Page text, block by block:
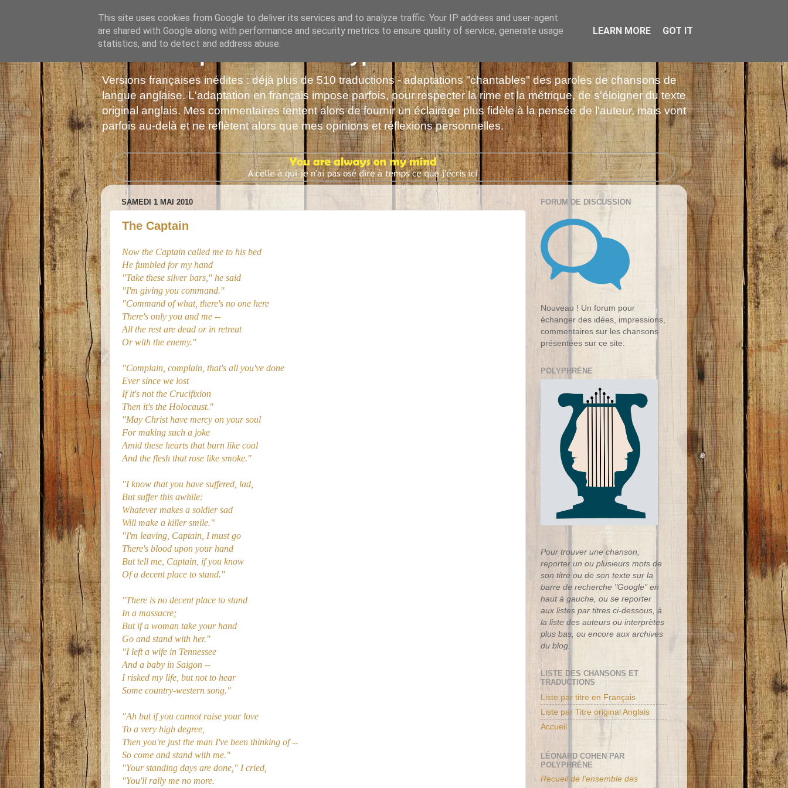
Les Monophonies de Polyphrène
Versions françaises inédites : déjà plus de 510 traductions - adaptations "chantables" des paroles de chansons de
langue anglaise. L'adaptation en français impose parfois, pour respecter la rime et la métrique, de s'éloigner du texte
original anglais. Mes commentaires tentent alors de fournir un éclairage plus fidèle à la pensée de l'auteur, mais vont
parfois au-delà et ne reflètent alors que mes opinions et réflexions personnelles.
SAMEDI 1 MAI 2010
The Captain
Now the Captain called me to his bed
He fumbled for my hand
"Take these silver bars," he said
"I'm giving you command."
"Command of what, there's no one here
There's only you and me --
All the rest are dead or in retreat
Or with the enemy."
"Complain, complain, that's all you've done
Ever since we lost
If it's not the Crucifixion
Then it's the Holocaust."
"May Christ have mercy on your soul
For making such a joke
Amid these hearts that burn like coal
And the flesh that rose like smoke."
"I know that you have suffered, lad,
But suffer this awhile:
Whatever makes a soldier sad
Will make a killer smile."
"I'm leaving, Captain, I must go
There's blood upon your hand
But tell me, Captain, if you know
Of a decent place to stand."
"There is no decent place to stand
In a massacre;
But if a woman take your hand
Go and stand with her."
"I left a wife in Tennessee
And a baby in Saigon --
I risked my life, but not to hear
Some country-western song."
"Ah but if you cannot raise your love
To a very high degree,
Then you're just the man I've been thinking of --
So come and stand with me."
"Your standing days are done," I cried,
"You'll rally me no more.
FORUM DE DISCUSSION
Nouveau ! Un forum pour
échanger des idées, impressions,
commentaires sur les chansons
présentées sur ce site.
POLYPHRÈNE
Pour trouver une chanson,
reporter un ou plusieurs mots de
son titre ou de son texte sur la
barre de recherche "Google" en
haut à gauche, ou se reporter
aux listes par titres ci-dessous, à
la liste des auteurs ou interprètes
plus bas, ou encore aux archives
du blog.
LISTE DES CHANSONS ET
TRADUCTIONS
Liste par titre en Français
Liste par Titre original Anglais
Accueil
LÉONARD COHEN PAR
POLYPHRÈNE
Recueil de l'ensemble des
This site uses cookies from Google to deliver its services and to analyze traffic. Your IP address and user-agent
are shared with Google along with performance and security metrics to ensure quality of service, generate usage
statistics, and to detect and address abuse.
LEARN MORE GOT IT